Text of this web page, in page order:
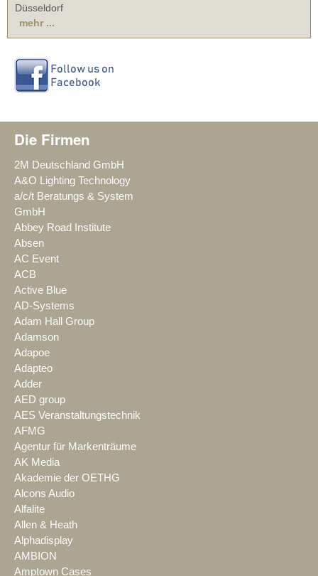
Düsseldorf
mehr ...
Die Firmen
2M Deutschland GmbH
A&O Lighting Technology
a/c/t Beratungs & System
GmbH
Abbey Road Institute
Absen
AC Event
ACB
Active Blue
AD-Systems
Adam Hall Group
Adamson
Adapoe
Adapteo
Adder
AED group
AES Veranstaltungstechnik
AFMG
Agentur für Markenträume
AK Media
Akademie der OETHG
Alcons Audio
Alfalite
Allen & Heath
Alphadisplay
AMBION
Amptown Cases